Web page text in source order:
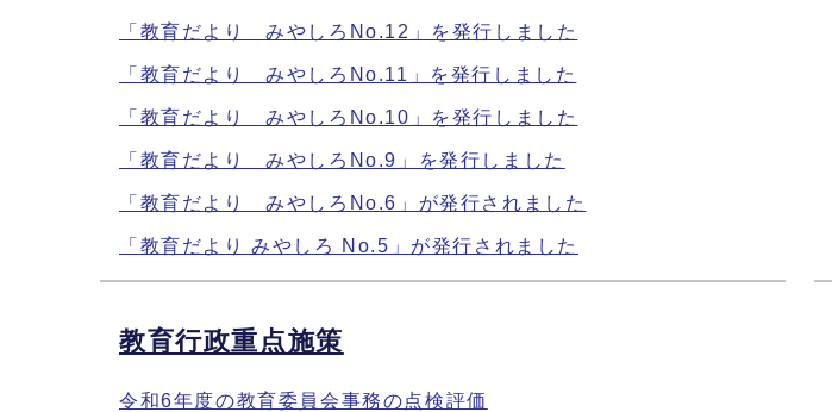
「教育だより みやしろNo.12」を発行しました
「教育だより みやしろNo.11」を発行しました
「教育だより みやしろNo.10」を発行しました
「教育だより みやしろNo.9」を発行しました
「教育だより みやしろNo.6」が発行されました
「教育だより みやしろ No.5」が発行されました
教育行政重点施策
令和6年度の教育委員会事務の点検評価